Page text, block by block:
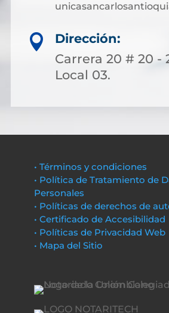

Dirección:
Carrera 20 # 20 -
Local 03.
• Términos y condiciones
• Política de Tratamiento de
Personales
• Políticas de derechos de
• Certificado de Accesibilidad
• Políticas de Privacidad Web
• Mapa del Sitio